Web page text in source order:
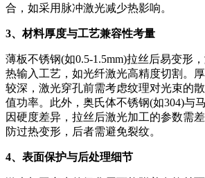
合，如采用脉冲激光减少热影响。
3、材料厚度与工艺兼容性考量
薄板不锈钢(如0.5-1.5mm)拉丝后易变形
热输入工艺，如光纤激光高精度切割。
较深，激光穿孔前需考虑纹理对光束的
值功率。此外，奥氏体不锈钢(如304)与
因硬度差异，拉丝后激光加工的参数需
防过热变形，后者需避免裂纹。
4、表面保护与后处理细节